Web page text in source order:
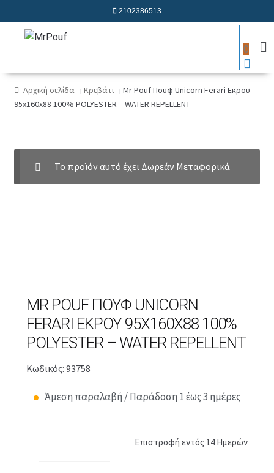
2102386513
0
Αρχική σελίδα Κρεβάτι
Mr Pouf Πουφ Unicorn Ferari Εκρου
95x160x88 100% POLYESTER – WATER REPELLENT
Το προϊόν αυτό έχει Δωρεάν Μεταφορικά
MR POUF ΠΟΥΦ UNICORN
FERARI ΕΚΡΟΥ 95X160X88 100%
POLYESTER – WATER REPELLENT
Κωδικός: 93758
Άμεση παραλαβή / Παράδοση 1 έως 3 ημέρες
Επιστροφή εντός 14 Ημερών